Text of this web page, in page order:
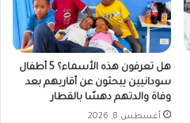
هل تعرفون هذه الأسماء؟ 5 أطفال
سودانيين يبحثون عن أقاربهم بعد
وفاة والدتهم دهسًا بالقطار
أغسطس 8, 2026